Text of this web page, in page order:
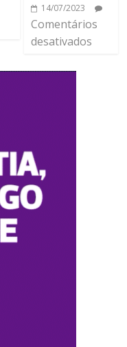
14/07/2023
Comentários
desativados